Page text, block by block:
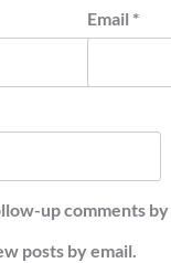
Email *
up comments by
posts by email.